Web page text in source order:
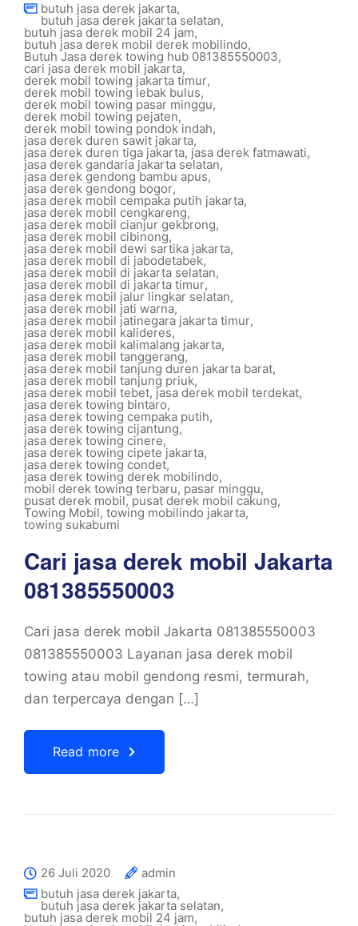
butuh jasa derek jakarta,
butuh jasa derek jakarta selatan,
butuh jasa derek mobil 24 jam,
butuh jasa derek mobil derek mobilindo,
Butuh Jasa derek towing hub 081385550003,
cari jasa derek mobil jakarta,
derek mobil towing jakarta timur,
derek mobil towing lebak bulus,
derek mobil towing pasar minggu,
derek mobil towing pejaten,
derek mobil towing pondok indah,
jasa derek duren sawit jakarta,
jasa derek duren tiga jakarta, jasa derek fatmawati,
jasa derek gandaria jakarta selatan,
jasa derek gendong bambu apus,
jasa derek gendong bogor,
jasa derek mobil cempaka putih jakarta,
jasa derek mobil cengkareng,
jasa derek mobil cianjur gekbrong,
jasa derek mobil cibinong,
jasa derek mobil dewi sartika jakarta,
jasa derek mobil di jabodetabek,
jasa derek mobil di jakarta selatan,
jasa derek mobil di jakarta timur,
jasa derek mobil jalur lingkar selatan,
jasa derek mobil jati warna,
jasa derek mobil jatinegara jakarta timur,
jasa derek mobil kalideres,
jasa derek mobil kalimalang jakarta,
jasa derek mobil tanggerang,
jasa derek mobil tanjung duren jakarta barat,
jasa derek mobil tanjung priuk,
jasa derek mobil tebet, jasa derek mobil terdekat,
jasa derek towing bintaro,
jasa derek towing cempaka putih,
jasa derek towing cijantung,
jasa derek towing cinere,
jasa derek towing cipete jakarta,
jasa derek towing condet,
jasa derek towing derek mobilindo,
mobil derek towing terbaru, pasar minggu,
pusat derek mobil,pusat derek mobil cakung,
Towing Mobil, towing mobilindo jakarta,
towing sukabumi
Cari jasa derek mobil Jakarta
081385550003
Cari jasa derek mobil Jakarta 081385550003
081385550003 Layanan jasa derek mobil
towing atau mobil gendong resmi, termurah,
dan terpercaya dengan […]
Read more
26 Juli 2020
admin
butuh jasa derek jakarta,
butuh jasa derek jakarta selatan,
butuh jasa derek mobil 24 jam,